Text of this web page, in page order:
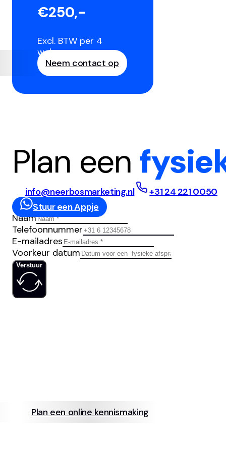
€250,-
Excl. BTW per 4
weken
Neem contact op
Plan een
info@neerbosmarketing.nl
+31 24 221 0050
Stuur een Appje
Naam
Telefoonnummer
E-mailadres
Voorkeur datum
Verstuur
Plan een online kennismaking